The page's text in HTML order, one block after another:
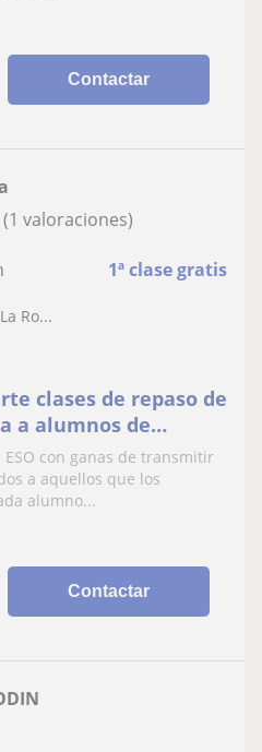
Contactar
1ª clase gratis
(1 valoraciones)
Ro...
clases de repaso de
a alumnos de
con ganas de transmitir
a aquellos que los
alumno...
Contactar